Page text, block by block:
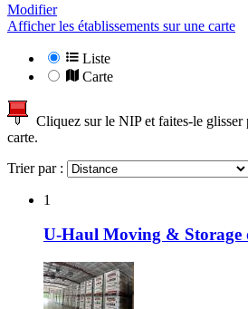
Modifier
Afficher les établissements sur une carte
Liste
Carte
Cliquez sur le NIP et faites-le
carte.
Trier par :
1
U-Haul Moving & Storage